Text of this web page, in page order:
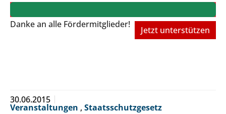
Danke an alle Fördermitglieder!
Jetzt unterstützen
30.06.2015
Veranstaltungen , Staatsschutzgesetz